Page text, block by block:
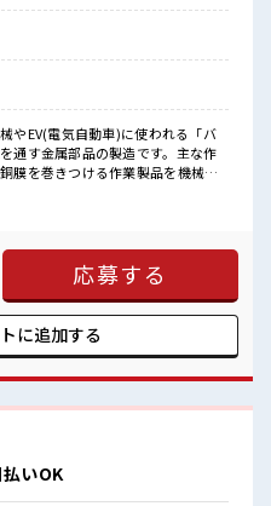
だけど、
していきましょう！
やEV(電気自動車)に使われる「バ
通す金属部品の製造です。主な作
膜を巻きつける作業製品を機械へ
け・曲げ加工、決まった手順で進
。 残業は月20時間以上あります♪
囲気の職場≫ 明るすぎたり奇抜で
(規定有)≪ラクラク制服アリ≫ 制服
の悩み解消♪ ≪未経験の方も大カン
ンジするのは不安だけど、 しっか
！ ≪様々なお仕事をご提案≫ 一人で
お仕事です！ ■職場の雰囲
解消☆
応募する
に追加する
いOK